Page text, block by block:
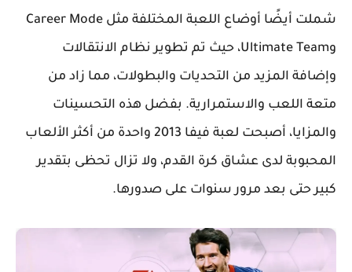
شملت أيضًا أوضاع اللعبة المختلفة مثل Career Mode
وUltimate Team، حيث تم تطوير نظام الانتقالات
وإضافة المزيد من التحديات والبطولات، مما زاد من
متعة اللعب والاستمرارية. بفضل هذه التحسينات
والمزايا، أصبحت لعبة فيفا 2013 واحدة من أكثر الألعاب
المحبوبة لدى عشاق كرة القدم، ولا تزال تحظى بتقدير
كبير حتى بعد مرور سنوات على صدورها.